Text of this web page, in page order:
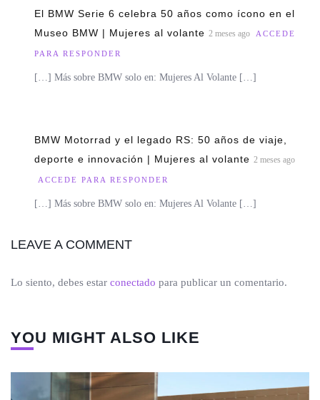
El BMW Serie 6 celebra 50 años como ícono en el
Museo BMW | Mujeres al volante 2 meses ago ACCEDE
PARA RESPONDER
[…] Más sobre BMW solo en: Mujeres Al Volante […]
BMW Motorrad y el legado RS: 50 años de viaje,
deporte e innovación | Mujeres al volante 2 meses ago
ACCEDE PARA RESPONDER
[…] Más sobre BMW solo en: Mujeres Al Volante […]
LEAVE A COMMENT
Lo siento, debes estar conectado para publicar un comentario.
YOU MIGHT ALSO LIKE